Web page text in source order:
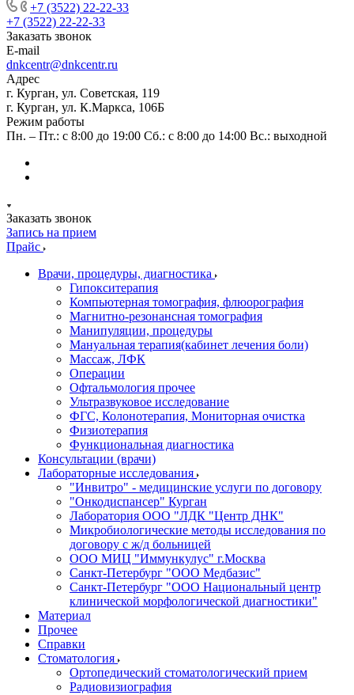
+7 (3522) 22-22-33
+7 (3522) 22-22-33
Заказать звонок
E-mail
dnkcentr@dnkcentr.ru
Адрес
г. Курган, ул. Советская, 119
г. Курган, ул. К.Маркса, 106Б
Режим работы
Пн. – Пт.: с 8:00 до 19:00 Сб.: с 8:00 до 14:00 Вс.: выходной
Заказать звонок
Запись на прием
Прайс
Врачи, процедуры, диагностика
Гипокситерапия
Компьютерная томография, флюорография
Магнитно-резонансная томография
Манипуляции, процедуры
Мануальная терапия(кабинет лечения боли)
Массаж, ЛФК
Операции
Офтальмология прочее
Ультразвуковое исследование
ФГС, Колонотерапия, Мониторная очистка
Физиотерапия
Функциональная диагностика
Консультации (врачи)
Лабораторные исследования
"Инвитро" - медицинские услуги по договору
"Онкодиспансер" Курган
Лаборатория ООО "ЛДК "Центр ДНК"
Микробиологические методы исследования по
договору с ж/д больницей
ООО МИЦ "Иммункулус" г.Москва
Санкт-Петербург "ООО Медбазис"
Санкт-Петербург "ООО Национальный центр
клинической морфологической диагностики"
Материал
Прочее
Справки
Стоматология
Ортопедический стоматологический прием
Радиовизиография